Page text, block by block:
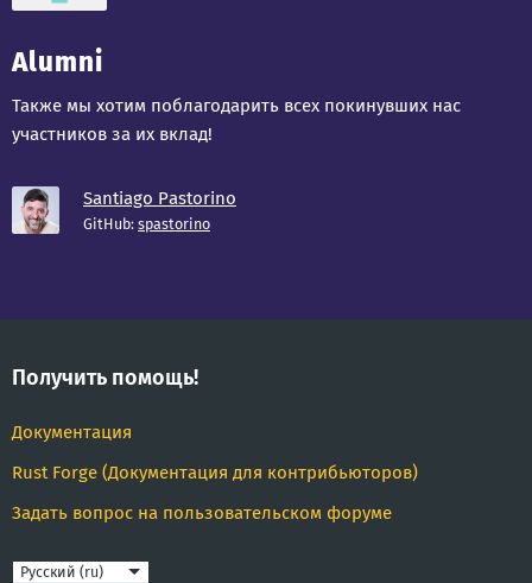
Alumni
Также мы хотим поблагодарить всех покинувших нас
участников за их вклад!
Santiago Pastorino
GitHub: spastorino
Получить помощь!
Документация
Rust Forge (Документация для контрибьюторов)
Задать вопрос на пользовательском форуме
Язык